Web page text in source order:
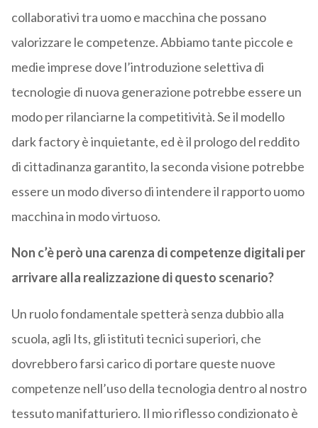
collaborativi tra uomo e macchina che possano
valorizzare le competenze. Abbiamo tante piccole e
medie imprese dove l’introduzione selettiva di
tecnologie di nuova generazione potrebbe essere un
modo per rilanciarne la competitività. Se il modello
dark factory è inquietante, ed è il prologo del reddito
di cittadinanza garantito, la seconda visione potrebbe
essere un modo diverso di intendere il rapporto uomo
macchina in modo virtuoso.
Non c’è però una carenza di competenze digitali per
arrivare alla realizzazione di questo scenario?
Un ruolo fondamentale spetterà senza dubbio alla
scuola, agli Its, gli istituti tecnici superiori, che
dovrebbero farsi carico di portare queste nuove
competenze nell’uso della tecnologia dentro al nostro
tessuto manifatturiero. Il mio riflesso condizionato è